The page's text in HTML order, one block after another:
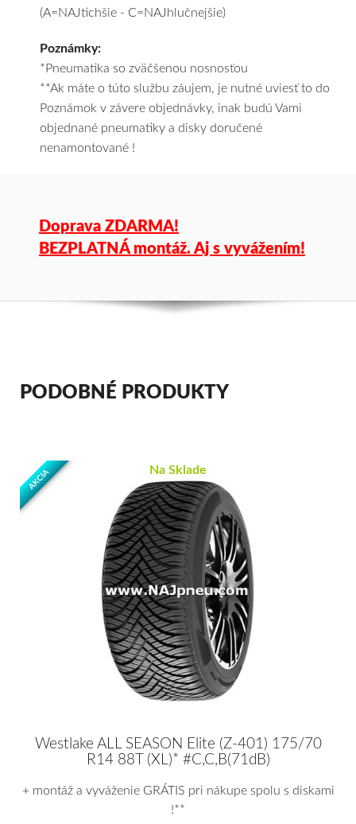
(A=NAJtichšie - C=NAJhlučnejšie)
Poznámky:
*Pneumatika so zväčšenou nosnosťou
**Ak máte o túto službu záujem, je nutné uviesť to do
Poznámok v závere objednávky, inak budú Vami
objednané pneumatiky a disky doručené
nenamontované !
Doprava ZDARMA!
BEZPLATNÁ montáž. Aj s vyvážením!
PODOBNÉ PRODUKTY
AKCIA Na Sklade
Westlake ALL SEASON Elite (Z-401) 175/70
R14 88T (XL)* #C,C,B(71dB)
+ montáž a vyváženie GRÁTIS pri nákupe spolu s diskami
!**